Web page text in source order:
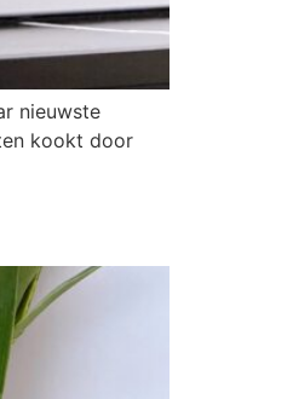
nieuwste
kookt door